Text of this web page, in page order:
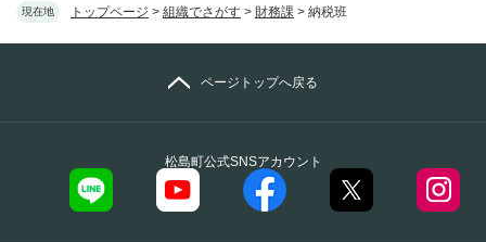
現在地 トップページ > 組織でさがす > 財務課 > 納税班
松島町公式SNSアカウント
ページトップへ戻る